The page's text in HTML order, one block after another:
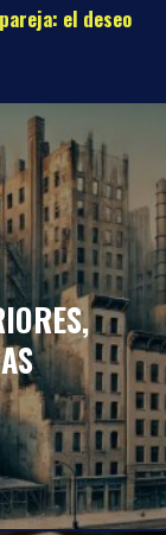
el deseo